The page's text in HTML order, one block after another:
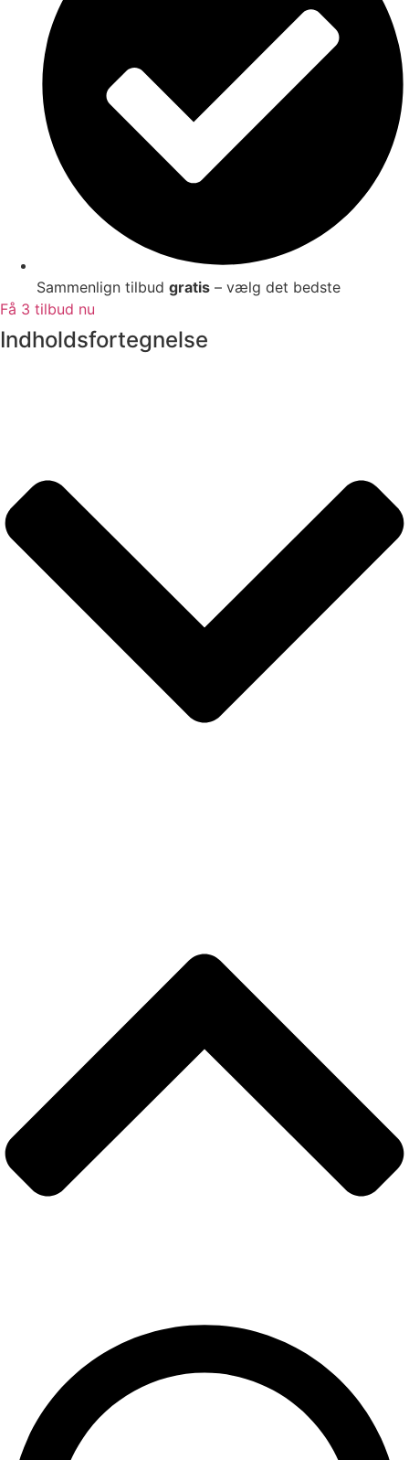
Sammenlign tilbud gratis – vælg det bedste
Få 3 tilbud nu
Indholdsfortegnelse